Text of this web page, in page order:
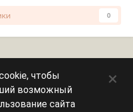
0
чтобы
возможный
сайта
×